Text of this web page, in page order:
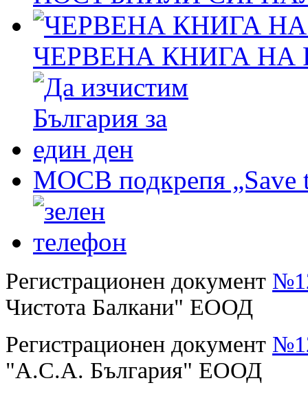
ЧЕРВЕНА КНИГА НА
МОСВ подкрепя „Save
Регистрационен документ
Чистота Балкани" ЕООД
Регистрационен документ
"А.С.А. България" ЕООД